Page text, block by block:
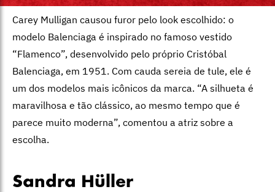
Carey Mulligan causou furor pelo look escolhido: o
modelo Balenciaga é inspirado no famoso vestido
“Flamenco”, desenvolvido pelo próprio Cristóbal
Balenciaga, em 1951. Com cauda sereia de tule, ele é
um dos modelos mais icônicos da marca. “A silhueta é
maravilhosa e tão clássico, ao mesmo tempo que é
parece muito moderna”, comentou a atriz sobre a
escolha.
Sandra Hüller